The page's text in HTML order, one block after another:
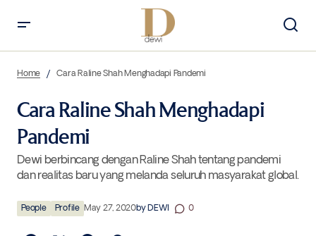
Home Cara Raline Shah Menghadapi Pandemi
Cara Raline Shah Menghadapi
Pandemi
Dewi berbincang dengan Raline Shah tentang pandemi
dan realitas baru yang melanda seluruh masyarakat global.
People Profile May 27, 2020byDEWI 0